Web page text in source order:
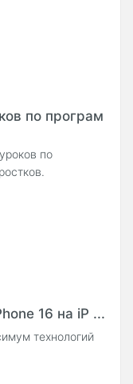
по програм
по
16 на iP ...
технологий